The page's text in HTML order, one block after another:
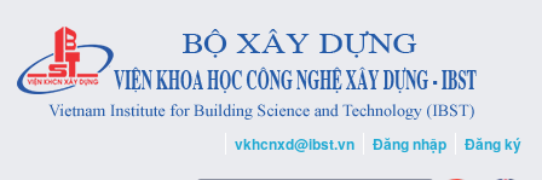
vkhcnxd@ibst.vn Đăng nhập Đăng ký